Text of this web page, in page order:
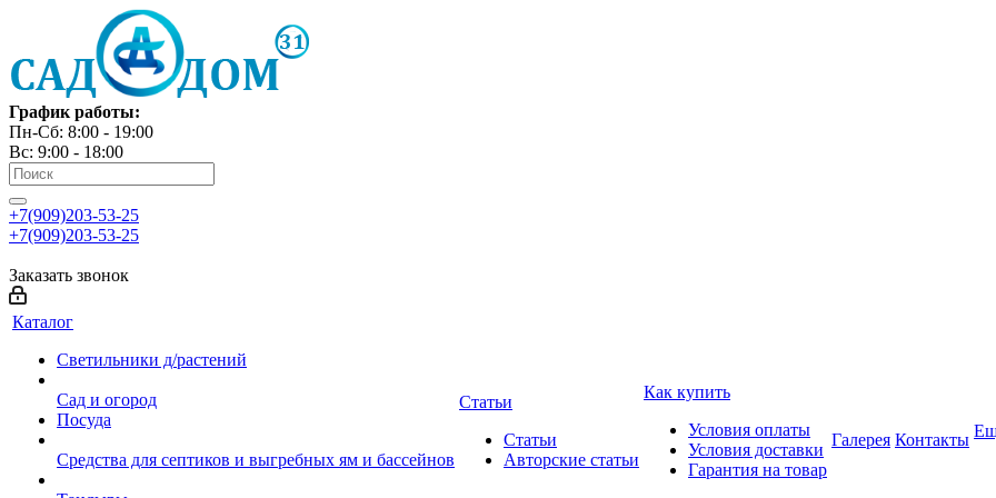
График работы:
Пн-Сб: 8:00 - 19:00
Вс: 9:00 - 18:00
+7(909)203-53-25
+7(909)203-53-25
Заказать звонок
Каталог
Светильники д/растений
Сад и огород
Посуда
Средства для септиков и выгребных ям и бассейнов
Статьи
Статьи
Авторские статьи
Как купить
Условия оплаты
Условия доставки
Гарантия на товар
Галерея Контакты